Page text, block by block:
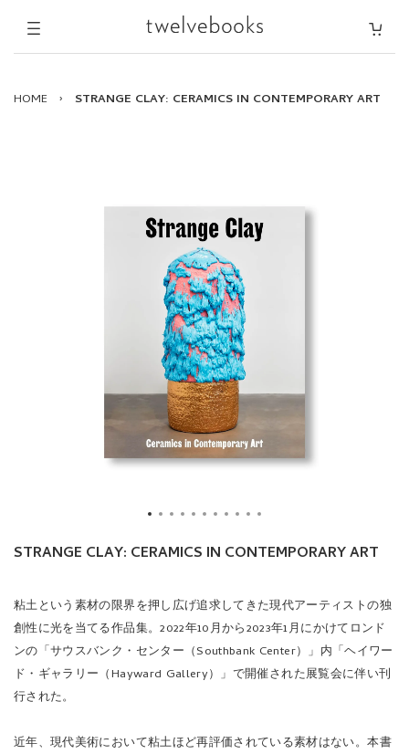
HOME › STRANGE CLAY: CERAMICS IN CONTEMPORARY ART
STRANGE CLAY: CERAMICS IN CONTEMPORARY ART
粘土という素材の限界を押し広げ追求してきた現代アーティストの独
創性に光を当てる作品集。2022年10月から2023年1月にかけてロンド
ンの「サウスバンク・センター（Southbank Center）」内「ヘイワー
ド・ギャラリー（Hayward Gallery）」で開催された展覧会に伴い刊
行された。
近年、現代美術において粘土ほど再評価されている素材はない。本書